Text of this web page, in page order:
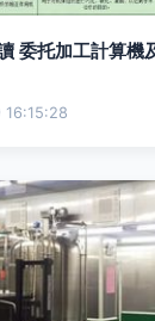
委托加工計算機